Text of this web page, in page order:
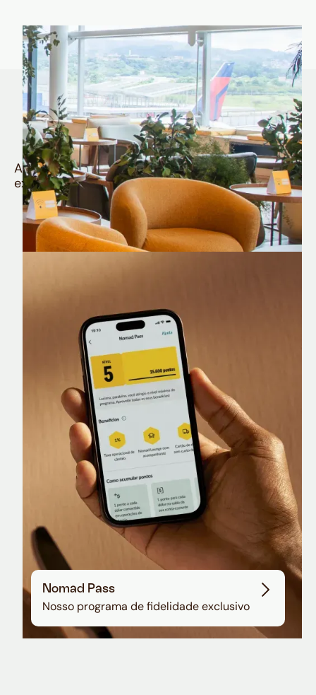
Quem é Nomad tem
muito mais
Aproveite todos os benefícios e vantagens
exclusivas da sua Conta Internacional
Nomad Lounge
Sala VIP no Aeroporto de Guarulhos
Nomad Pass
Nosso programa de fidelidade exclusivo